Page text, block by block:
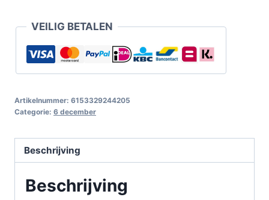
VEILIG BETALEN
Artikelnummer: 6153329244205
Categorie: 6 december
Beschrijving
Beschrijving